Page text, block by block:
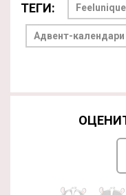
ТЕГИ: Feelunique
Адвент-календари